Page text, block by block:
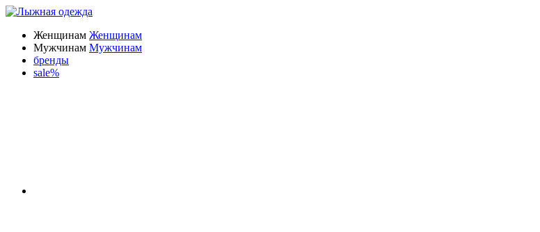
Женщинам Женщинам
Мужчинам Мужчинам
бренды
sale%